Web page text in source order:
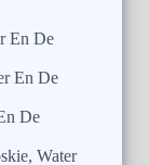
En De
En De
De
Water